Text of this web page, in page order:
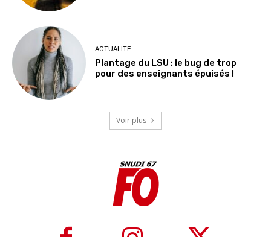
ACTUALITE
Plantage du LSU : le bug de trop
pour des enseignants épuisés !
Voir plus